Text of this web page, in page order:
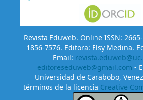
Revista Eduweb. Online ISSN:
1856-7576. Editora: Elsy Medina.
Email:
editoreseduweb@gmail.com -
Universidad de Carabobo,
términos de la licencia Creative